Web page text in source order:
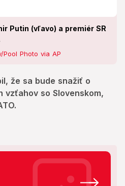
Putin (vľavo) a premiér SR
Pool Photo via AP
že sa bude snažiť o
vzťahov so Slovenskom,